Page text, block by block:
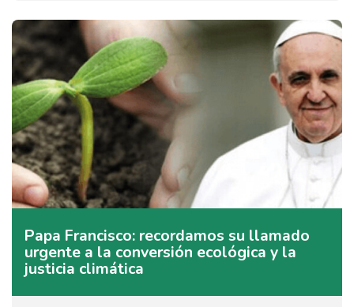
Papa Francisco: recordamos su llamado
urgente a la conversión ecológica y la
justicia climática